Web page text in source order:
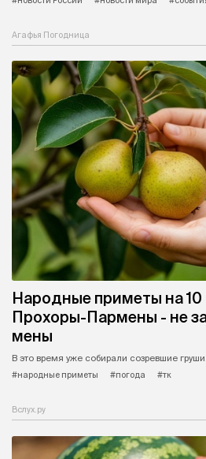
Агафья Погодница
Народные приметы на 10
Прохоры-Пармены - не
мены
В это время уже собирали созревшие груши.
#народные приметы
#погода #тк
Вслух.ру